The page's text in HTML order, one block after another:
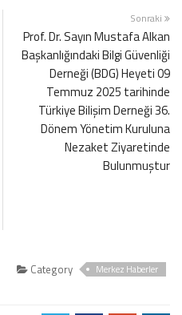
Sonraki
Prof. Dr. Sayın Mustafa Alkan
Başkanlığındaki Bilgi Güvenliği
Derneği (BDG) Heyeti 09
Temmuz 2025 tarihinde
Türkiye Bilişim Derneği 36.
Dönem Yönetim Kuruluna
Nezaket Ziyaretinde
Bulunmuştur
Category Merkez Haberler